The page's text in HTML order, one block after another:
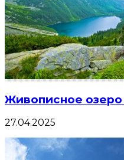
Живописное
27.04.2025